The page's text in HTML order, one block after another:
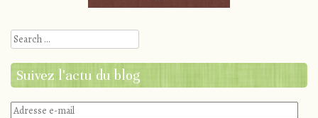
Search
Suivez l'actu du blog
Adresse